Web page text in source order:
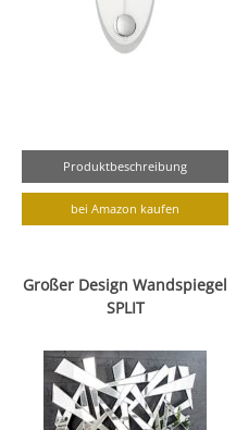
Produktbeschreibung
bei Amazon kaufen
Großer Design Wandspiegel
SPLIT